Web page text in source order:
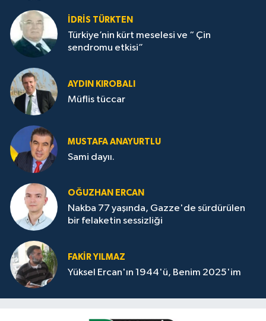
İDRİS TÜRKTEN
Türkiye’nin kürt meselesi ve “ Çin
sendromu etkisi”
AYDIN KIROBALI
Müflis tüccar
MUSTAFA ANAYURTLU
Sami dayıı.
OĞUZHAN ERCAN
Nakba 77 yaşında, Gazze'de sürdürülen
bir felaketin sessizliği
FAKİR YILMAZ
Yüksel Ercan'ın 1944'ü, Benim 2025'im